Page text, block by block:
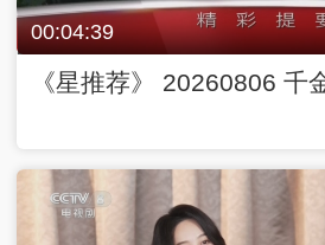
00:04:39
《星推荐》 20260806 千